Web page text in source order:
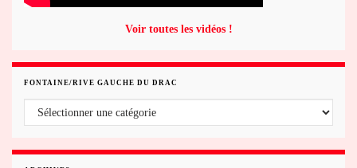
Voir toutes les vidéos !
FONTAINE/RIVE GAUCHE DU DRAC